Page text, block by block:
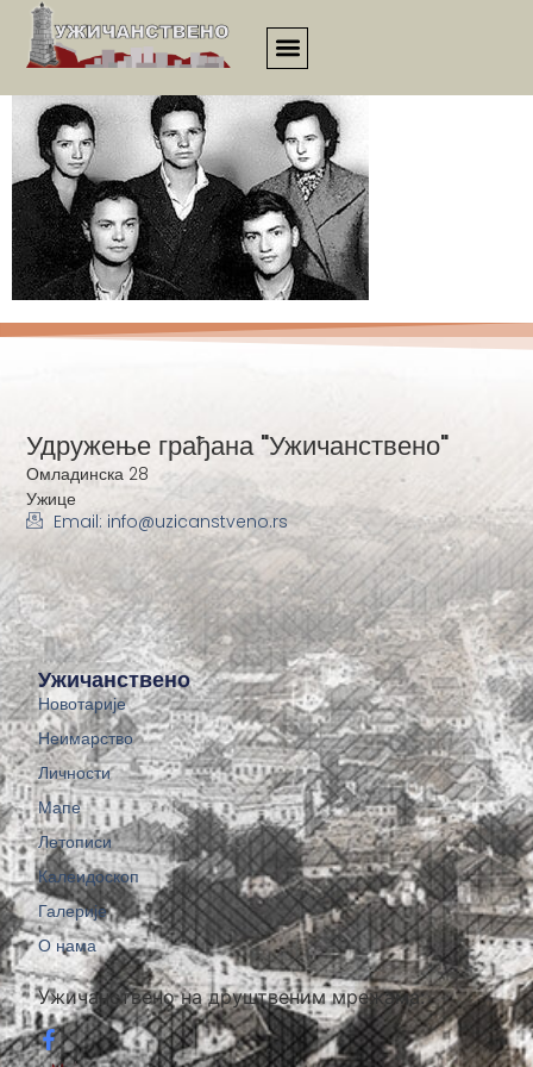
ukvn00034
Ужичанствено на друштвеним мрежама:
Ужичанствено
Новотарије
Неимарство
Личности
Мапе
Летописи
Калеидоскоп
Галерије
О нама
Удружење грађана "Ужичанствено"
Омладинска 28
Ужице
Email: info@uzicanstveno.rs